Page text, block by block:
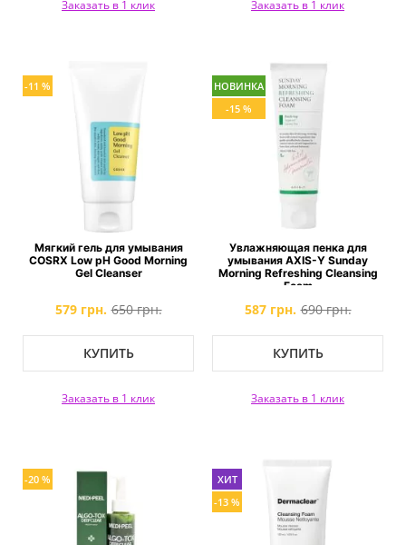
Заказать в 1 клик Заказать в 1 клик
-11 %
Мягкий гель для умывания
COSRX Low pH Good Morning
Gel Cleanser
579 грн. 650 грн.
КУПИТЬ
Заказать в 1 клик
НОВИНКА
-15 %
Увлажняющая пенка для
умывания AXIS-Y Sunday
Morning Refreshing Cleansing
Foam
587 грн. 690 грн.
КУПИТЬ
Заказать в 1 клик
-20 %
ХИТ
-13 %